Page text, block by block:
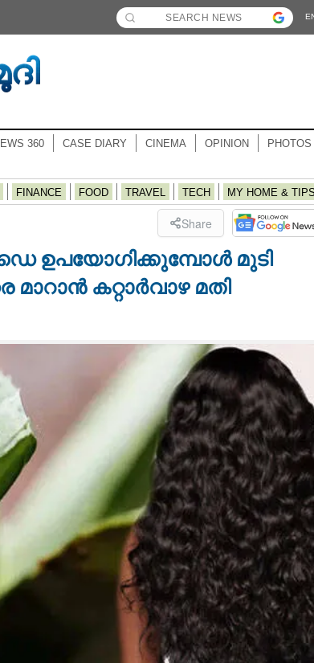
360 CASE DIARY CINEMA OPINION PHOTOS
FINANCE FOOD TRAVEL TECH MY HOME & TIPS
Share
ഉപയോഗിക്കുമ്പോൾ മുടി
കറ്റാർവാഴ മതി